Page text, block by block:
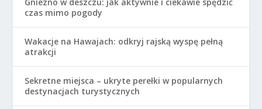
Wakacje na Hawajach: odkryj rajską wyspę pełną
atrakcji
Sekretne miejsca – ukryte perełki w popularnych
destynacjach turystycznych
Interesujące miejsca do zwiedzania i zabawy w
Opolu